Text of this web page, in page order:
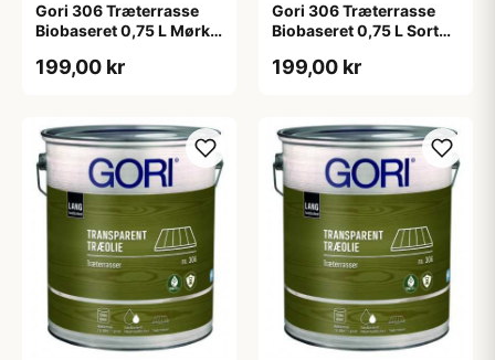
Gori 306 Træterrasse
Biobaseret 0,75 L Mørk
199,00 kr
Gori 306 Træterrasse
Biobaseret 0,75 L Sort
199,00 kr